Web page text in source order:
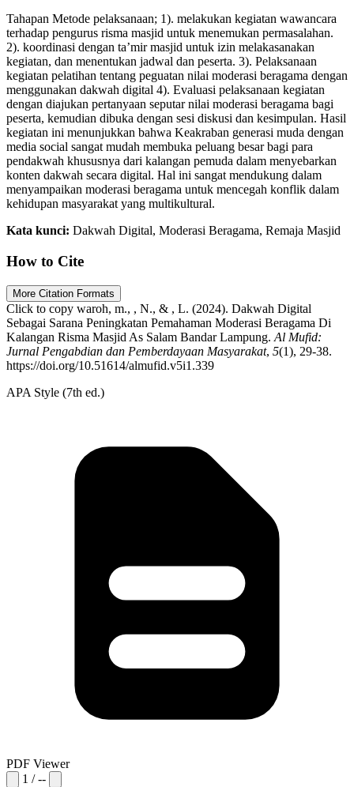
Tahapan Metode pelaksanaan; 1). melakukan kegiatan wawancara
terhadap pengurus risma masjid untuk menemukan permasalahan.
2). koordinasi dengan ta’mir masjid untuk izin melakasanakan
kegiatan, dan menentukan jadwal dan peserta. 3). Pelaksanaan
kegiatan pelatihan tentang peguatan nilai moderasi beragama dengan
menggunakan dakwah digital 4). Evaluasi pelaksanaan kegiatan
dengan diajukan pertanyaan seputar nilai moderasi beragama bagi
peserta, kemudian dibuka dengan sesi diskusi dan kesimpulan. Hasil
kegiatan ini menunjukkan bahwa Keakraban generasi muda dengan
media social sangat mudah membuka peluang besar bagi para
pendakwah khususnya dari kalangan pemuda dalam menyebarkan
konten dakwah secara digital. Hal ini sangat mendukung dalam
menyampaikan moderasi beragama untuk mencegah konflik dalam
kehidupan masyarakat yang multikultural.
Kata kunci: Dakwah Digital, Moderasi Beragama, Remaja Masjid
How to Cite
More Citation Formats
Click to copy waroh, m., , N., & , L. (2024). Dakwah Digital
Sebagai Sarana Peningkatan Pemahaman Moderasi Beragama Di
Kalangan Risma Masjid As Salam Bandar Lampung. Al Mufid:
Jurnal Pengabdian dan Pemberdayaan Masyarakat, 5(1), 29-38.
https://doi.org/10.51614/almufid.v5i1.339
APA Style (7th ed.)
PDF Viewer
1 /--